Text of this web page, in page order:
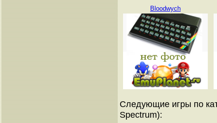
Bloodwych
Следующие игры по
Spectrum):